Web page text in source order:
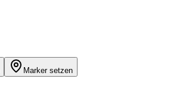
Marker setzen